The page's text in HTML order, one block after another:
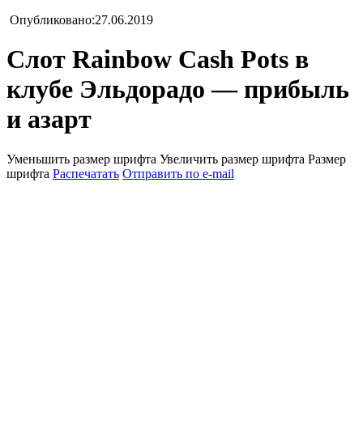
Опубликовано:27.06.2019
Слот Rainbow Cash Pots в
клубе Эльдорадо — прибыль
и азарт
Уменьшить размер шрифта Увеличить размер шрифта Размер
шрифта Распечатать Отправить по e-mail